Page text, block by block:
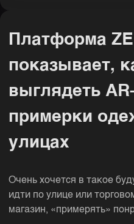
Платформа
показывает,
выглядеть
примерки
улицах
Очень хочется в такое
идти по улице или
магазин, «примерять»